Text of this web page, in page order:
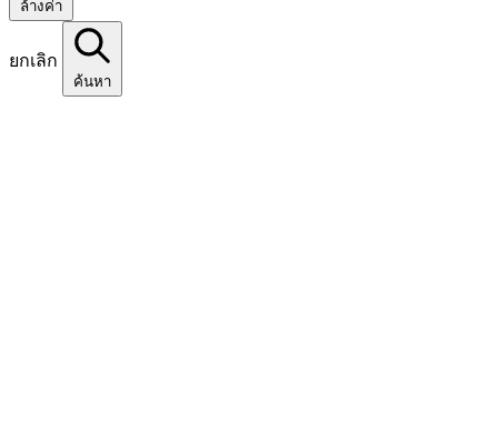
ล้างค่า
ยกเลิก
ค้นหา